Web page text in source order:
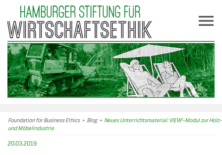
Foundation for Business Ethics> Blog> Neues Unterrichtsmaterial: VIEW!-Modul zur Holz-
und Möbelindustrie
20.03.2019